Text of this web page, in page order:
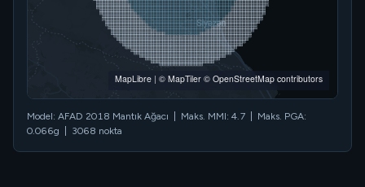
MapLibre | © MapTiler © OpenStreetMap contributors
Model: AFAD 2018 Mantık Ağacı | Maks. MMI: 4.7 | Maks. PGA:
0.066g | 3068 nokta